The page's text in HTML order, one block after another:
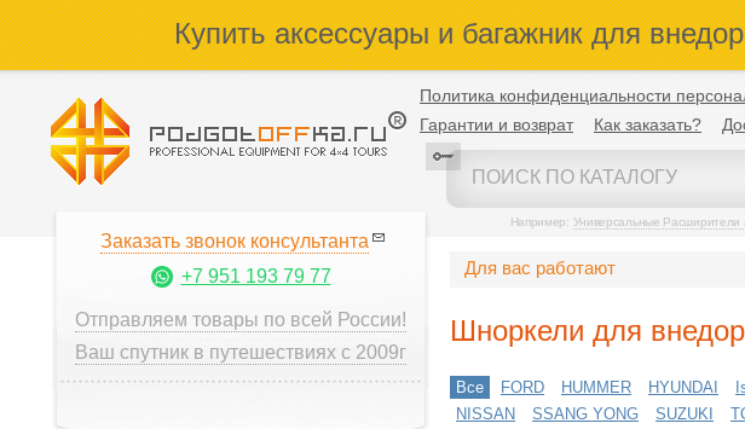
Купить аксессуары и багажник для
Политика конфиденциальности
Гарантии и возврат
Как заказать?
Например: Универсальные Расширители
Заказать звонок консультанта
+7 951 193 79 77
Отправляем товары по всей России!
Ваш спутник в путешествиях с 2009г
Для вас работают
Шноркели для
Все FORD HUMMER HYUNDAI
NISSAN
SSANG YONG SUZUKI